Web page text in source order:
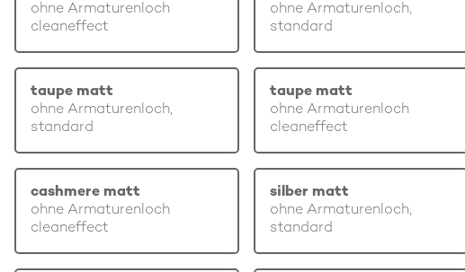
ohne Armaturenloch
cleaneffect
ohne Armaturenloch,
standard
taupe matt
ohne Armaturenloch,
standard
taupe matt
ohne Armaturenloch
cleaneffect
cashmere matt
ohne Armaturenloch
cleaneffect
silber matt
ohne Armaturenloch,
standard